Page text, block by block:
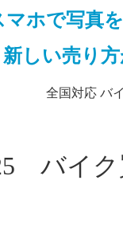
マホで写真
新しい売り方
全国対応 バ
バイク